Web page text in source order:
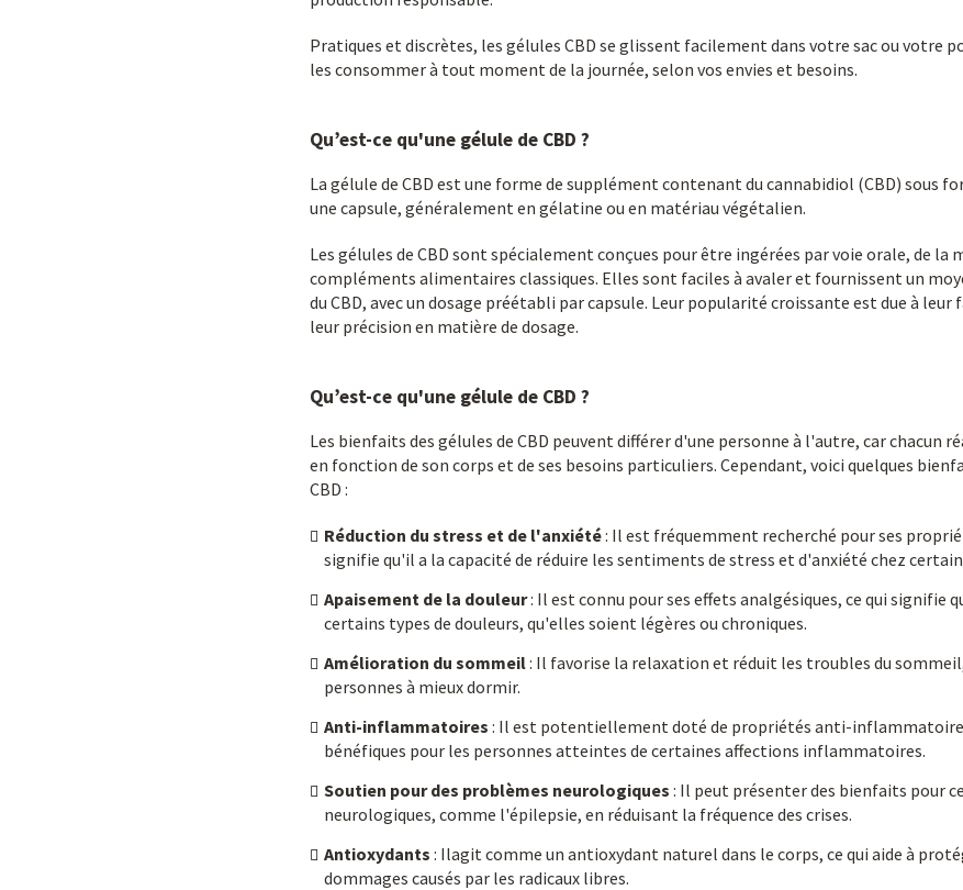
Pratiques et discrètes, les gélules CBD se glissent facilement dans votre sac ou votre
les consommer à tout moment de la journée, selon vos envies et besoins.
Qu’est-ce qu'une gélule de CBD ?
La gélule de CBD est une forme de supplément contenant du cannabidiol (CBD) sous
une capsule, généralement en gélatine ou en matériau végétalien.
Les gélules de CBD sont spécialement conçues pour être ingérées par voie orale, de la
compléments alimentaires classiques. Elles sont faciles à avaler et fournissent un
du CBD, avec un dosage préétabli par capsule. Leur popularité croissante est due à
leur précision en matière de dosage.
Qu’est-ce qu'une gélule de CBD ?
Les bienfaits des gélules de CBD peuvent différer d'une personne à l'autre, car chacun
en fonction de son corps et de ses besoins particuliers. Cependant, voici quelques
CBD :
Réduction du stress et de l'anxiété: Il est fréquemment recherché pour ses
signifie qu'il a la capacité de réduire les sentiments de stress et d'anxiété chez
Apaisement de la douleur: Il est connu pour ses effets analgésiques, ce qui signifie
certains types de douleurs, qu'elles soient légères ou chroniques.
Amélioration du sommeil: Il favorise la relaxation et réduit les troubles du
personnes à mieux dormir.
Anti-inflammatoires : Il est potentiellement doté de propriétés anti-
bénéfiques pour les personnes atteintes de certaines affections inflammatoires.
Soutien pour des problèmes neurologiques : Il peut présenter des bienfaits pour
neurologiques, comme l'épilepsie, en réduisant la fréquence des crises.
Antioxydants : Ilagit comme un antioxydant naturel dans le corps, ce qui aide à
dommages causés par les radicaux libres.